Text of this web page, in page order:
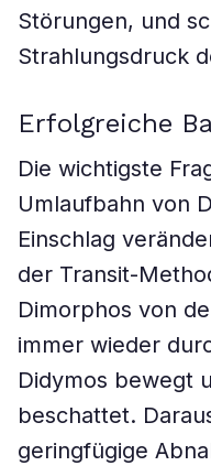
Störungen, und
Strahlungsdruck
Erfolgreiche
Die wichtigste
Umlaufbahn von
Einschlag
der Transit-
Dimorphos von
immer wieder
Didymos bewegt
beschattet.
geringfügige